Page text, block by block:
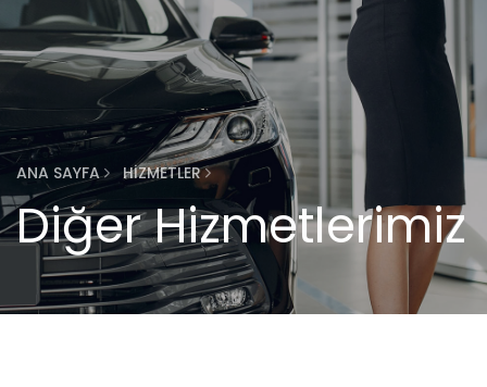
ANA SAYFA HİZMETLER
Diğer Hizmetlerimiz